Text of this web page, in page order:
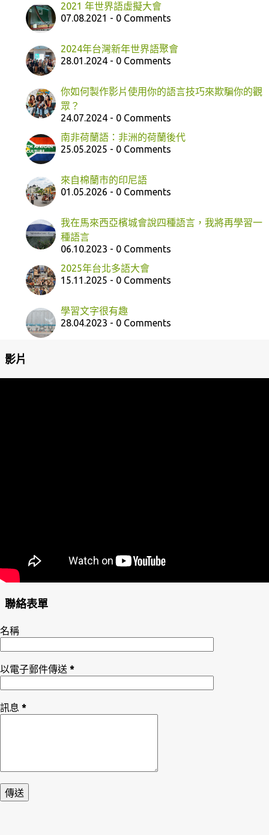
2021 年世界語虛擬大會
07.08.2021 - 0 Comments
2024年台灣新年世界語聚會
28.01.2024 - 0 Comments
你如何製作影片使用你的語言技巧來欺騙你的觀
眾？
24.07.2024 - 0 Comments
南非荷蘭語：非洲的荷蘭後代
25.05.2025 - 0 Comments
來自棉蘭市的印尼語
01.05.2026 - 0 Comments
我在馬來西亞檳城會說四種語言，我將再學習一
種語言
06.10.2023 - 0 Comments
2025年台北多語大會
15.11.2025 - 0 Comments
學習文字很有趣
28.04.2023 - 0 Comments
影片
聯絡表單
名稱
以電子郵件傳送 *
訊息 *